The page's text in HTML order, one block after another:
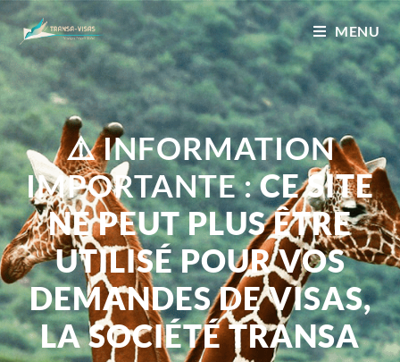
MENU
⚠️INFORMATION
IMPORTANTE :CE SITE
NE PEUT PLUS ÊTRE
UTILISÉ POUR VOS
DEMANDES DE VISAS,
LA SOCIÉTÉ TRANSA